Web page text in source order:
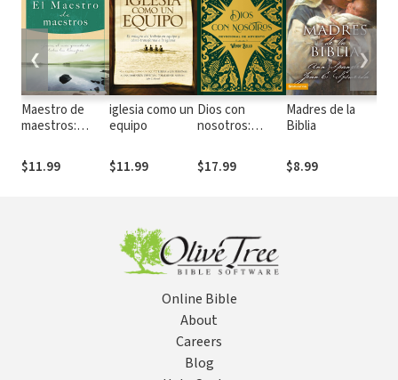
Maestro de
maestros:
educador más
grande de
$11.99
iglesia como un
equipo
$11.99
Dios con
nosotros:
adviento
$17.99
Madres de la
Biblia
$8.99
❮ ❯
Online Bible
About
Careers
Blog